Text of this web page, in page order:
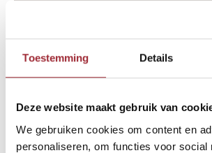
Toestemming Details
Deze website maakt gebruik van
We gebruiken cookies om content en
personaliseren, om functies voor social
Andere
wellicht ook